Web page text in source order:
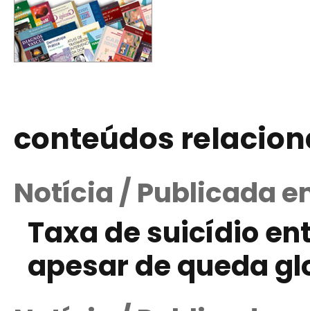
conteúdos
Notícia / Publicada
Taxa de suicídio
apesar de queda